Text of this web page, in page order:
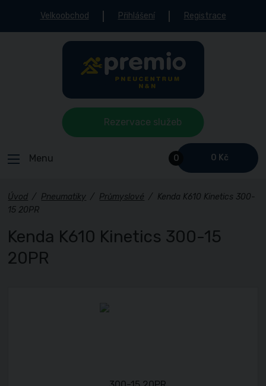
Velkoobchod Přihlášení Registrace
0 0 Kč
Menu
Rezervace služeb
Úvod / Pneumatiky / Průmyslové / Kenda K610 Kinetics 300-
15 20PR
Kenda K610 Kinetics 300-15
20PR